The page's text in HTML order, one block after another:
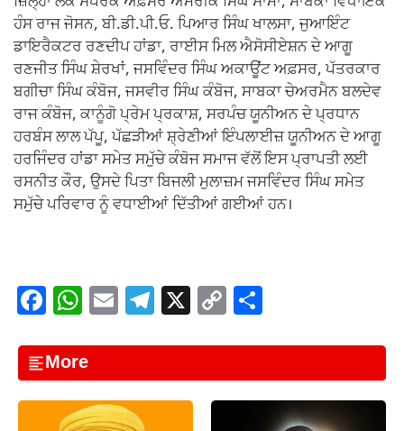
ਹੰਸ ਰਾਜ ਜੋਸਨ, ਬੀ.ਡੀ.ਪੀ.ਓ. ਪਿਆਰ ਸਿੰਘ ਖਾਲਸਾ, ਜੁਆਇੰਟ
ਡਾਇਰੈਕਟਰ ਰਣਦੀਪ ਹਾਂਡਾ, ਰਾਈਸ ਮਿਲ ਐਸੋਸੀਏਸ਼ਨ ਦੇ ਆਗੂ
ਰਣਜੀਤ ਸਿੰਘ ਸ਼ੇਰਖਾਂ, ਜਸਵਿੰਦਰ ਸਿੰਘ ਅਕਾਊਂਟ ਅਫ਼ਸਰ, ਪੱਤਰਕਾਰ
ਬਗੀਚਾ ਸਿੰਘ ਕੰਬੋਜ, ਜਸਵੀਰ ਸਿੰਘ ਕੰਬੋਜ, ਸਾਬਕਾ ਚੇਅਰਮੈਨ ਬਲਦੇਵ
ਰਾਜ ਕੰਬੋਜ, ਕਾਨੂੰਗੋ ਪ੍ਰੇਮ ਪ੍ਰਕਾਸ਼, ਸਰਪੰਚ ਯੂਨੀਅਨ ਦੇ ਪ੍ਰਧਾਨ
ਹਰਬੰਸ ਲਾਲ ਪੱਪੂ, ਪੱਛੜੀਆਂ ਸ਼੍ਰੇਣੀਆਂ ਇੰਪਲਾਈਜ਼ ਯੂਨੀਅਨ ਦੇ ਆਗੂ
ਹਰਜਿੰਦਰ ਹਾਂਡਾ ਸਮੇਤ ਸਮੁੱਚੇ ਕੰਬੋਜ ਸਮਾਜ ਵੱਲੋਂ ਇਸ ਪ੍ਰਾਪਤੀ ਲਈ
ਰਸਨੀਤ ਕੌਰ, ਉਸਦੇ ਪਿਤਾ ਬਿਜਲੀ ਮੁਲਾਜ਼ਮ ਜਸਵਿੰਦਰ ਸਿੰਘ ਸਮੇਤ
ਸਮੁੱਚੇ ਪਰਿਵਾਰ ਨੂੰ ਵਧਾਈਆਂ ਦਿੱਤੀਆਂ ਗਈਆਂ ਹਨ।
F
c
e
b
W
at
s
A
E
ail
T
e
gr
X C
p
y
ar
e
More